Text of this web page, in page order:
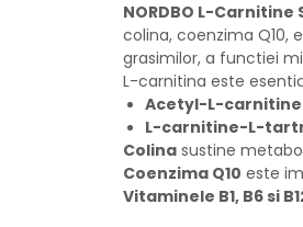
NORDBO L-Carnitine
colina, coenzima Q10,
grasimilor, a functiei
L-carnitina este
Acetyl-L-carnitine
L-carnitine-L-
Colina sustine
Coenzima Q10 este
Vitaminele B1, B6 si